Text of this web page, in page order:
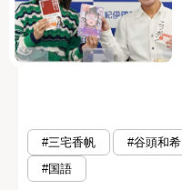
#三宅香帆 #谷頭和希
#国語